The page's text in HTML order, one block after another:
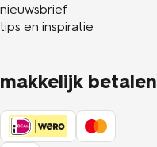
nieuwsbrief
tips en inspiratie
makkelijk betalen